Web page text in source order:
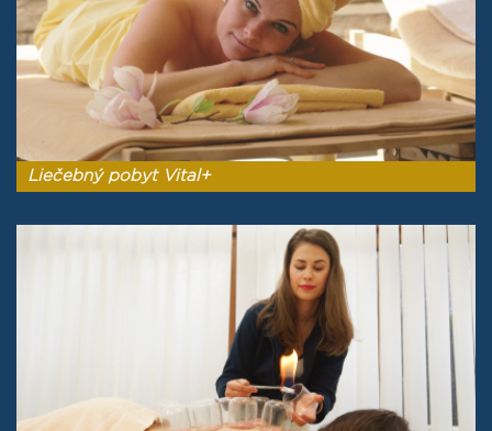
Liečebný pobyt Vital+